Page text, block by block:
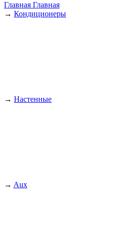
Главная Главная
→ Кондиционеры
→ Настенные
→ Aux